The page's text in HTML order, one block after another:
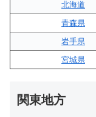
北海道
青森県
岩手県
宮城県
関東地方